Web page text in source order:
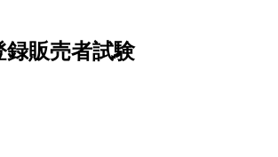
録販売者試験